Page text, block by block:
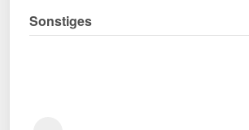
Sonstiges